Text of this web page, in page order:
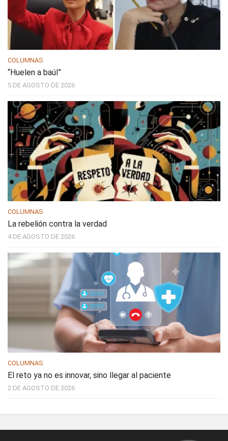
COLUMNAS
“Huelen a baúl”
5 DE AGOSTO DE 2026
COLUMNAS
La rebelión contra la verdad
4 DE AGOSTO DE 2026
COLUMNAS
El reto ya no es innovar, sino llegar al paciente
2 DE AGOSTO DE 2026